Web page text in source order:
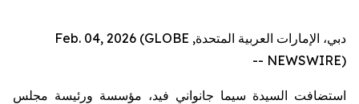
دبي، الإمارات العربية المتحدة, Feb. 04, 2026 (GLOBE
NEWSWIRE) --
استضافت السيدة سيما جانواني فيد، مؤسسة ورئيسة مجلس